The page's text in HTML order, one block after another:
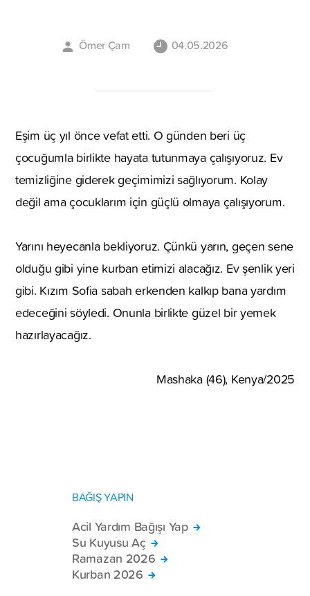
Ömer Çam 04.05.2026
Eşim üç yıl önce vefat etti. O günden beri üç
çocuğumla birlikte hayata tutunmaya çalışıyoruz. Ev
temizliğine giderek geçimimizi sağlıyorum. Kolay
değil ama çocuklarım için güçlü olmaya çalışıyorum.
Yarını heyecanla bekliyoruz. Çünkü yarın, geçen sene
olduğu gibi yine kurban etimizi alacağız. Ev şenlik yeri
gibi. Kızım Sofia sabah erkenden kalkıp bana yardım
edeceğini söyledi. Onunla birlikte güzel bir yemek
hazırlayacağız.
Mashaka (46), Kenya/2025
BAĞIŞ YAPIN
Acil Yardım Bağışı Yap
Su Kuyusu Aç
Ramazan 2026
Kurban 2026